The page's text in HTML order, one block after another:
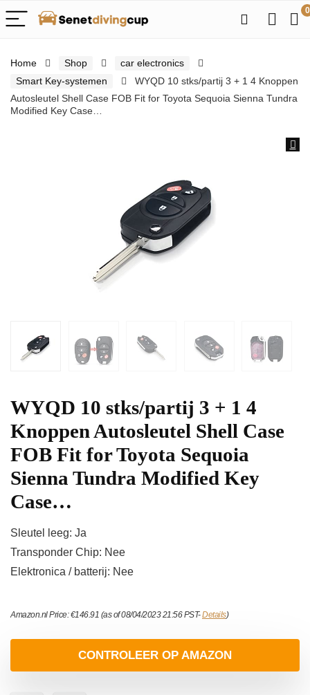
0
Home Shop
car electronics
Smart Key-systemen
WYQD 10 stks/partij 3 + 1 4 Knoppen
Autosleutel Shell Case FOB Fit for Toyota Sequoia Sienna Tundra
Modified Key Case…
WYQD 10 stks/partij 3 + 1 4
Knoppen Autosleutel Shell Case
FOB Fit for Toyota Sequoia
Sienna Tundra Modified Key
Case…
Sleutel leeg: Ja
Transponder Chip: Nee
Elektronica / batterij: Nee
Amazon.nl Price:€146.91 (as of 08/04/2023 21:56 PST-Details)
CONTROLEER OP AMAZON